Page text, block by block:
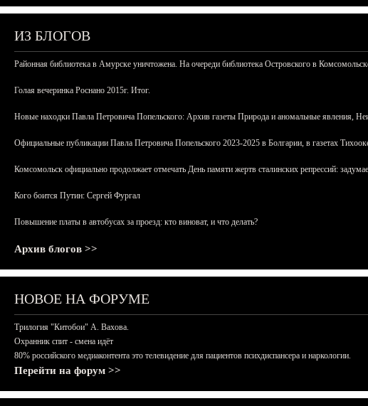
ИЗ БЛОГОВ
Районная библиотека в Амурске уничтожена. На очереди библиотека Островского в
Голая вечеринка Роснано 2015г. Итог.
Новые находки Павла Петровича Попельского: Архив газеты Природа и аномальные явления,
Официальные публикации Павла Петровича Попельского 2023-2025 в Болгарии, в газетах
Комсомольск официально продолжает отмечать День памяти жертв сталинских репрессий:
Кого боится Путин: Сергей Фургал
Повышение платы в автобусах за проезд: кто виноват, и что делать?
Архив блогов >>
НОВОЕ НА ФОРУМЕ
Трилогия "Китобои" А. Вахова.
Охранник спит - смена идёт
80% российского медиаконтента это телевидение для пациентов психдиспансера и наркологии.
Перейти на форум >>